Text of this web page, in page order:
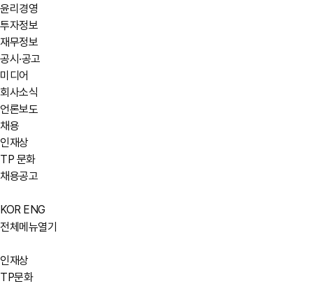
윤리경영
투자정보
재무정보
공시·공고
미디어
회사소식
언론보도
채용
인재상
TP 문화
채용공고
KOR ENG
전체메뉴열기
인재상
TP문화